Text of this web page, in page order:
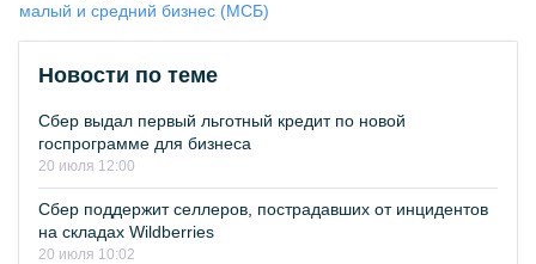
малый и средний бизнес (МСБ)
Новости по теме
Сбер выдал первый льготный кредит по новой
госпрограмме для бизнеса
20 июля 12:00
Сбер поддержит селлеров, пострадавших от инцидентов
на складах Wildberries
20 июля 10:02